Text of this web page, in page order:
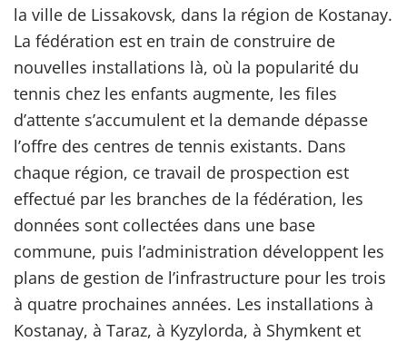
la ville de Lissakovsk, dans la région de Kostanay.
La fédération est en train de construire de
nouvelles installations là, où la popularité du
tennis chez les enfants augmente, les files
d’attente s’accumulent et la demande dépasse
l’offre des centres de tennis existants. Dans
chaque région, ce travail de prospection est
effectué par les branches de la fédération, les
données sont collectées dans une base
commune, puis l’administration développent les
plans de gestion de l’infrastructure pour les trois
à quatre prochaines années. Les installations à
Kostanay, à Taraz, à Kyzylorda, à Shymkent et